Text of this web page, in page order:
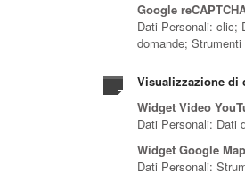
Google
Dati Personali: clic;
domande;
Visualizzazione di
Widget Video
Dati Personali: Dati
Widget Google
Dati Personali: